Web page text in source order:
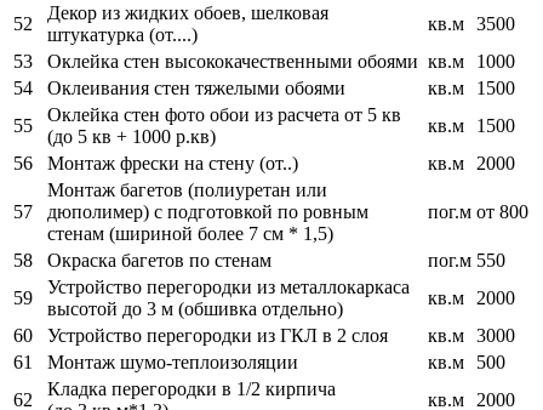
52
Декор из жидких обоев, шелковая
штукатурка (от....)
кв.м 3500
53
Оклейка стен высококачественными обоями кв.м
1000
54
Оклеивания стен тяжелыми обоями кв.м
1500
55
Оклейка стен фото обои из расчета от 5 кв
(до 5 кв + 1000 р.кв)
кв.м
1500
56
Монтаж фрески на стену (от..) кв.м 2000
57
Монтаж багетов (полиуретан или
дюполимер) с подготовкой по ровным
стенам (шириной более 7 см * 1,5)
пог.м от 800
58 Окраска багетов по стенам пог.м 550
59
Устройство перегородки из металлокаркаса
высотой до 3 м (обшивка отдельно)
кв.м
2000
60
Устройство перегородки из ГКЛ в 2 слоя кв.м 3000
61
Монтаж шумо-теплоизоляции кв.м
500
62
Кладка перегородки в 1/2 кирпича
кв.м 2000